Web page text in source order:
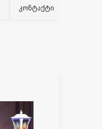
კონტაქტი